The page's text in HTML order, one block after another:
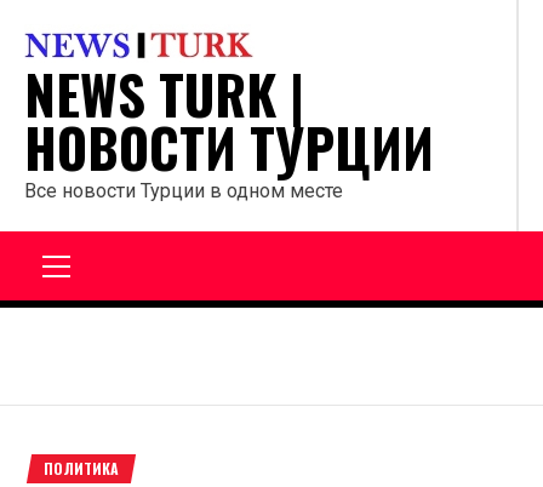
содержанию
NEWS TURK |
НОВОСТИ ТУРЦИИ
Все новости Турции в одном месте
ПОЛИТИКА